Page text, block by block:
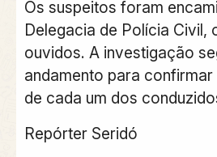
Os suspeitos foram
Delegacia de Polícia Civil,
ouvidos. A investigação
andamento para
de cada um dos
Repórter Seridó